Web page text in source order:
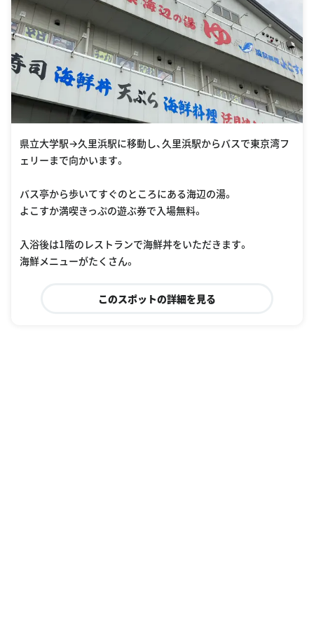
県立大学駅→久里浜駅に移動し、久里浜駅からバスで東京湾フ
ェリーまで向かいます。
バス亭から歩いてすぐのところにある海辺の湯。
よこすか満喫きっぷの遊ぶ券で入場無料。
入浴後は1階のレストランで海鮮丼をいただきます。
海鮮メニューがたくさん。
このスポットの詳細を見る